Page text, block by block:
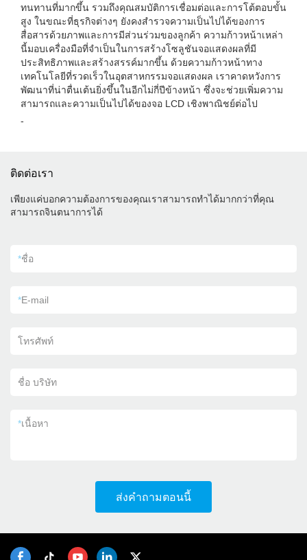
ทนทานที่มากขึ้น รวมถึงคุณสมบัติการเชื่อมต่อและการโต้ตอบขั้น
สูง ในขณะที่ธุรกิจต่างๆ ยังคงสำรวจความเป็นไปได้ของการ
สื่อสารด้วยภาพและการมีส่วนร่วมของลูกค้า ความก้าวหน้าเหล่า
นี้มอบเครื่องมือที่จำเป็นในการสร้างโซลูชันจอแสดงผลที่มี
ประสิทธิภาพและสร้างสรรค์มากขึ้น ด้วยความก้าวหน้าทาง
เทคโนโลยีที่รวดเร็วในอุตสาหกรรมจอแสดงผล เราคาดหวังการ
พัฒนาที่น่าตื่นเต้นยิ่งขึ้นในอีกไม่กี่ปีข้างหน้า ซึ่งจะช่วยเพิ่มความ
สามารถและความเป็นไปได้ของจอ LCD เชิงพาณิชย์ต่อไป
-
ติดต่อเรา
เพียงแค่บอกความต้องการของคุณเราสามารถทำได้มากกว่าที่คุณ
สามารถจินตนาการได้
*ชื่อ
*E-mail
โทรศัพท์
ชื่อ บริษัท
*เนื้อหา
ส่งคำถามตอนนี้